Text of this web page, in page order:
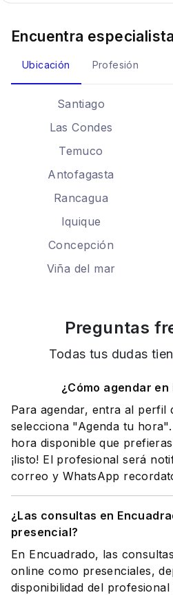
Encuentra
Ubicación Profesión
Santiago
Las Condes
Temuco
Antofagasta
Rancagua
Iquique
Concepción
Viña del mar
Preguntas
Todas tus dudas
¿Cómo agendar en
Para agendar, entra al perfil
selecciona "Agenda tu
hora disponible que
¡listo! El profesional será
correo y WhatsApp
¿Las consultas en
presencial?
En Encuadrado, las
online como presenciales,
disponibilidad del